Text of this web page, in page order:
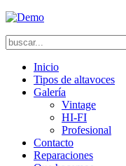
Inicio
Tipos de altavoces
Galería
Vintage
HI-FI
Profesional
Contacto
Reparaciones